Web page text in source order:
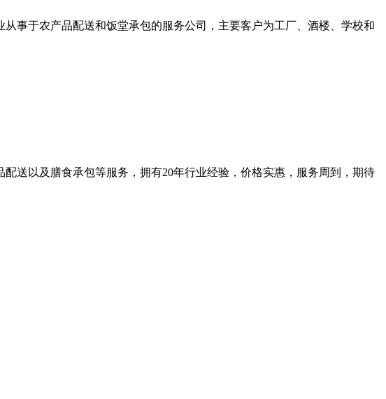
事于农产品配送和饭堂承包的服务公司，主要客户为工厂、酒楼、学校和
送以及膳食承包等服务，拥有20年行业经验，价格实惠，服务周到，期待